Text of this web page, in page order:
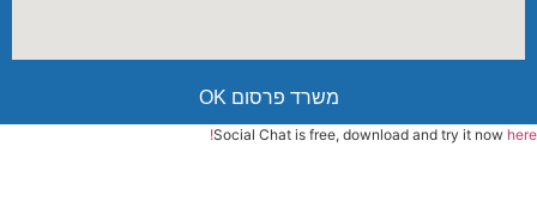
משרד פרסום OK
Social Chat is free, download and try it now here!